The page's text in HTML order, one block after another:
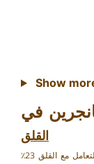
Show
في
القلق
مع القلق